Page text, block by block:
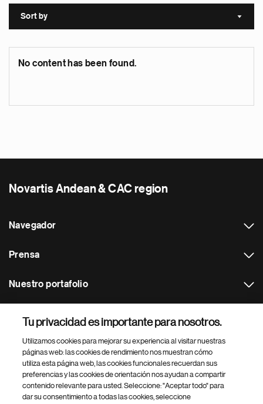
Sort by Sort
No content has been found.
Novartis Andean & CAC region
Navegador
Prensa
Nuestro portafolio
Footer Site Search
Tu privacidad es importante para nosotros.
Utilizamos cookies para mejorar su experiencia al visitar nuestras
páginas web: las cookies de rendimiento nos muestran cómo
utiliza esta página web, las cookies funcionales recuerdan sus
preferencias y las cookies de orientación nos ayudan a compartir
contenido relevante para usted. Seleccione: "Aceptar todo" para
dar su consentimiento a todas las cookies, seleccione